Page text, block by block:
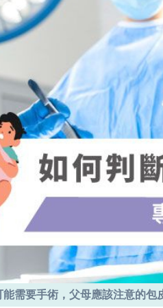
需要手術，父母應該注意的包